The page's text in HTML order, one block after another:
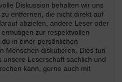
Diskussion behalten wir uns
entfernen, die nicht direkt auf
abzielen, andere Leser oder
zur respektvollen
in einer persönlichen
Menschen diskutieren. Dies tun
unsere Leserschaft sachlich und
kann, gerne auch mit